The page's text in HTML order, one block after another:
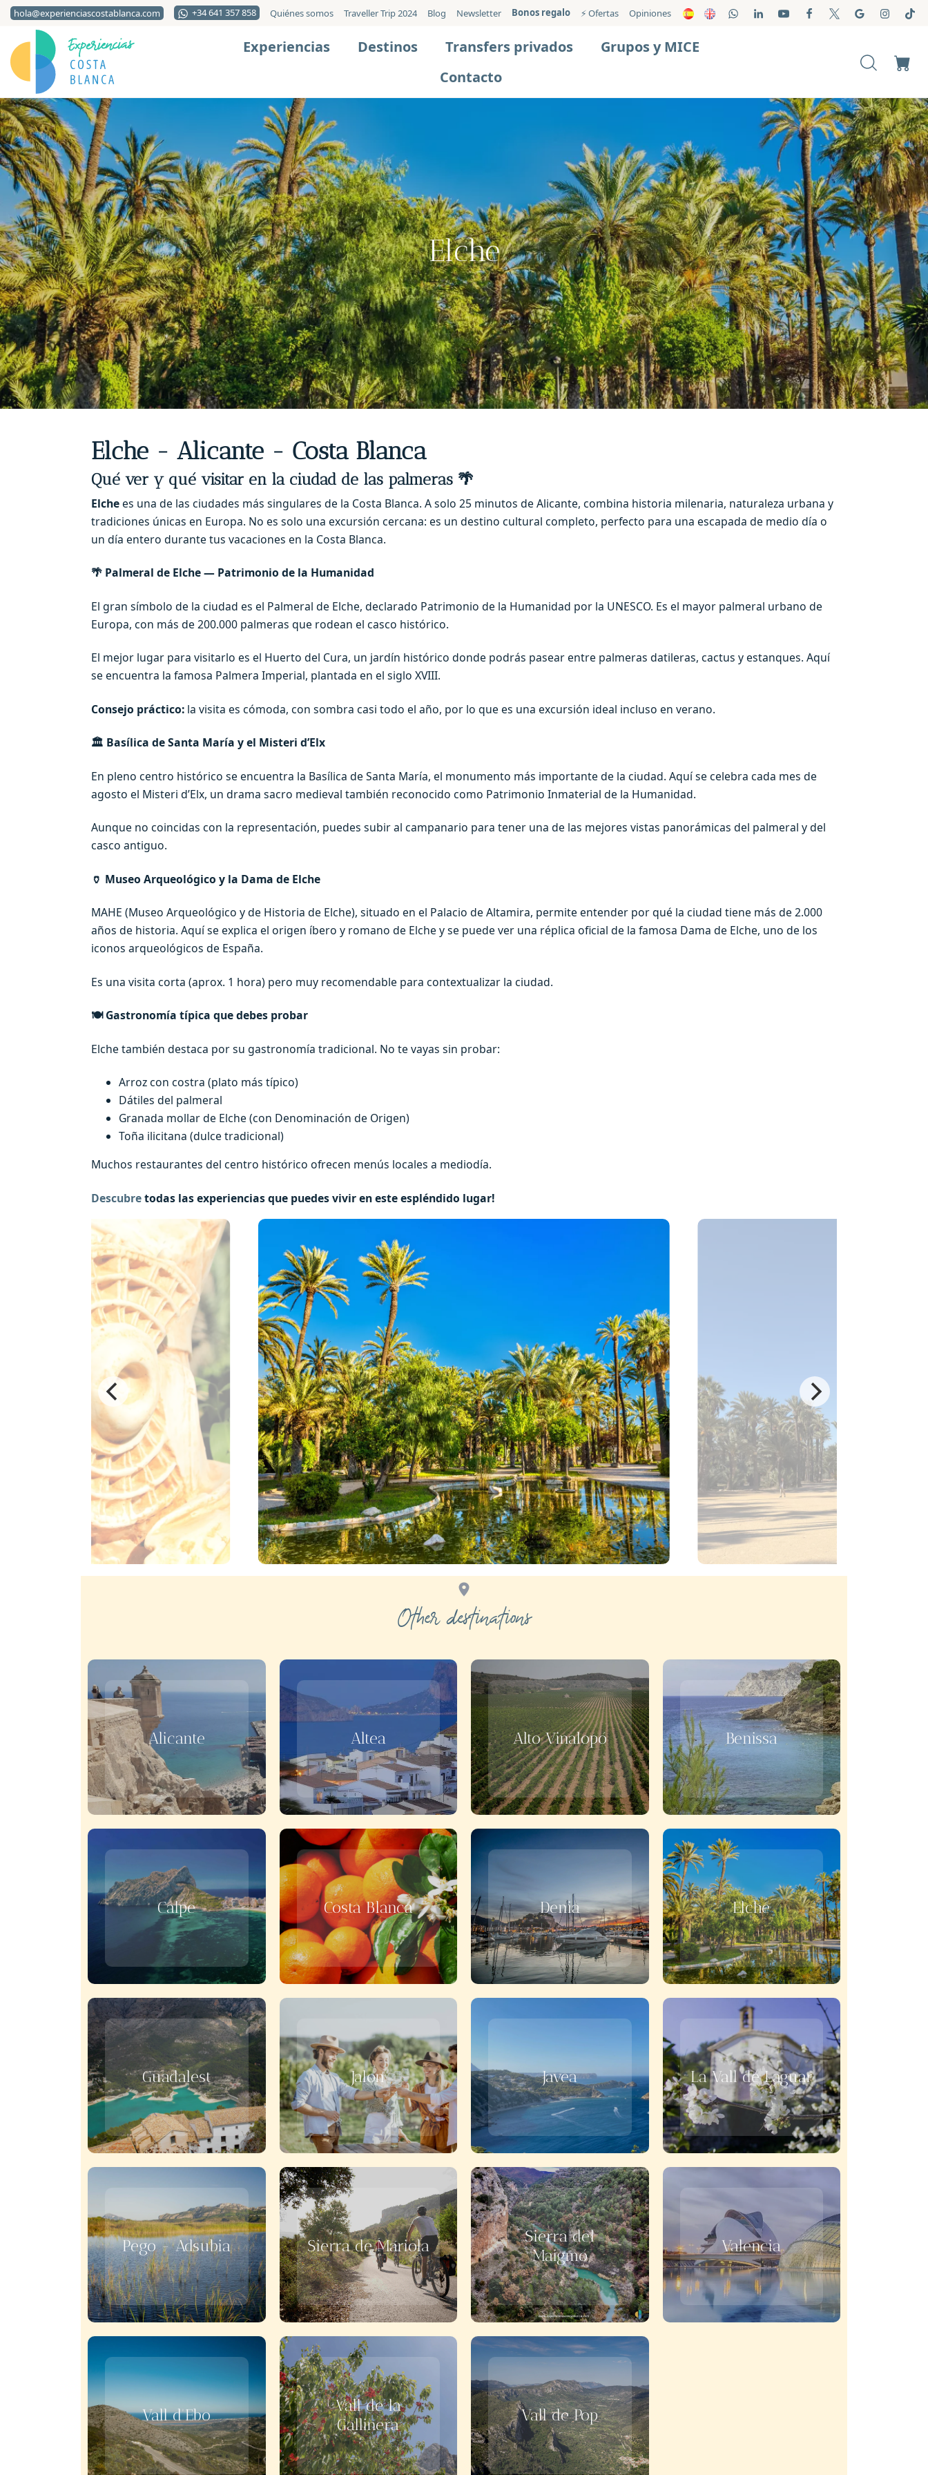
hola@experienciascostablanca.com +34 641 357 858 Quiénes somos Traveller Trip 2024 Blog Newsletter Bonos regalo ⚡️ Ofertas Opiniones
Experiencias Destinos Transfers privados
Grupos y MICE
Contacto
Elche
Elche - Alicante - Costa Blanca
Qué ver y qué visitar en la ciudad de las palmeras 🌴
Elchees una de las ciudades más singulares de la Costa Blanca. A solo 25 minutos de Alicante, combina historia milenaria, naturaleza urbana y
tradiciones únicas en Europa. No es solo una excursión cercana: es un destino cultural completo, perfecto para una escapada de medio día o
un día entero durante tus vacaciones en la Costa Blanca.
🌴 Palmeral de Elche — Patrimonio de la Humanidad
El gran símbolo de la ciudad es el Palmeral de Elche, declarado Patrimonio de la Humanidad por la UNESCO. Es el mayor palmeral urbano de
Europa, con más de 200.000 palmeras que rodean el casco histórico.
El mejor lugar para visitarlo es el Huerto del Cura, un jardín histórico donde podrás pasear entre palmeras datileras, cactus y estanques. Aquí
se encuentra la famosa Palmera Imperial, plantada en el siglo XVIII.
Consejo práctico: la visita es cómoda, con sombra casi todo el año, por lo que es una excursión ideal incluso en verano.
🏛️ Basílica de Santa María y el Misteri d’Elx
En pleno centro histórico se encuentra la Basílica de Santa María, el monumento más importante de la ciudad. Aquí se celebra cada mes de
agosto el Misteri d’Elx, un drama sacro medieval también reconocido como Patrimonio Inmaterial de la Humanidad.
Aunque no coincidas con la representación, puedes subir al campanario para tener una de las mejores vistas panorámicas del palmeral y del
casco antiguo.
🏺 Museo Arqueológico y la Dama de Elche
MAHE (Museo Arqueológico y de Historia de Elche), situado en el Palacio de Altamira, permite entender por qué la ciudad tiene más de 2.000
años de historia. Aquí se explica el origen íbero y romano de Elche y se puede ver una réplica oficial de la famosa Dama de Elche, uno de los
iconos arqueológicos de España.
Es una visita corta (aprox. 1 hora) pero muy recomendable para contextualizar la ciudad.
🍽️Gastronomía típica que debes probar
Elche también destaca por su gastronomía tradicional. No te vayas sin probar:
Arroz con costra (plato más típico)
Dátiles del palmeral
Granada mollar de Elche (con Denominación de Origen)
Toña ilicitana (dulce tradicional)
Muchos restaurantes del centro histórico ofrecen menús locales a mediodía.
Descubretodas las experiencias que puedes vivir en este espléndido lugar!
Other destinations
Alicante Altea Alto Vinalopó Benissa
Calpe Costa Blanca Denia Elche
Guadalest Jalon Javea La Vall de Laguar
Pego - Adsubia Sierra de Mariola
Sierra del
Maigmó
Valencia
Vall d'Ebo
Vall de la
Gallinera
Vall de Pop